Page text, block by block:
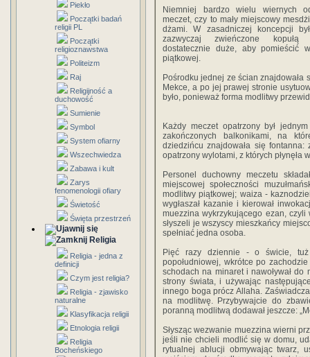
Piekło
Początki badań
religii PL
Początki
religioznawstwa
Politeizm
Raj
Religijność a
duchowość
Sumienie
Symbol
System ofiarny
Wszechwiedza
Zabawa i kult
Zarys
fenomenologii ofiary
Świetość
Święta przestrzeń
Religia
Religia - jedna z
definicji
Czym jest religia?
Religia - zjawisko
naturalne
Klasyfikacja religii
Etnologia religii
Religia
Bocheńskiego
Niemniej bardzo wielu wiernych
meczet, czy to mały miejscowy
dżami. W zasadniczej koncepcji
zazwyczaj zwieńczone kopułą
dostatecznie duże, aby pomieścić
piątkowej.
Pośrodku jednej ze ścian
Mekce, a po jej prawej stronie
było, ponieważ forma modlitwy
Każdy meczet opatrzony był
zakończonych balkonikami, na
dziedzińcu znajdowała się fontanna:
opatrzony wylotami, z których płynęła
Personel duchowny meczetu
miejscowej społeczności
modlitwy piątkowej; waiza -
wygłaszał kazanie i kierował
muezzina wykrzykującego ezan,
słyszeli je wszyscy mieszkańcy
spełniać jedna osoba.
Pięć razy dziennie - o świcie,
popołudniowej, wkrótce po
schodach na minaret i nawoływał
strony świata, i używając
innego boga prócz Allaha.
na modlitwę. Przybywajcie do
poranną modlitwą dodawał jeszcze:
Słysząc wezwanie muezzina wierni
jeśli nie chcieli modlić się w domu,
rytualnej ablucji obmywając twarz,